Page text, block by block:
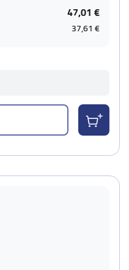
47,01 €
37,61 €